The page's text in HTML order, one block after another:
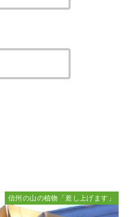
信州の山の植物「差し上げます」